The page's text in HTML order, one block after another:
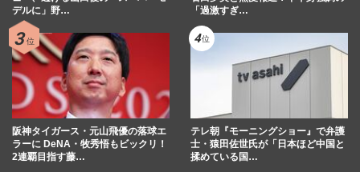
デルに」野…
「過激すぎ…
阪神タイガース・元山飛優の落球エ
ラーに DeNA・牧秀悟もビックリ！
2連覇目指す藤…
テレ朝『モーニングショー』で弁護
士・猿田佐世氏が「日本ほど中国と
揉めている国…